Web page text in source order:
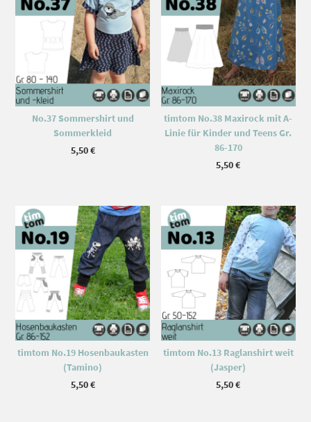
No.37 Sommershirt und
Sommerkleid
5,50€
timtom No.38 Maxirock mit A-
Linie für Kinder und Teens Gr.
86-170
5,50€
timtom No.19 Hosenbaukasten
(Tamino)
5,50€
timtom No.13 Raglanshirt weit
(Jasper)
5,50€